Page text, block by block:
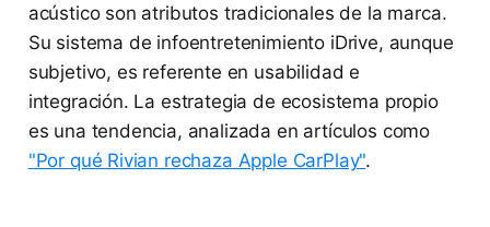
acústico son atributos tradicionales de la marca.
Su sistema de infoentretenimiento iDrive, aunque
subjetivo, es referente en usabilidad e
integración. La estrategia de ecosistema propio
es una tendencia, analizada en artículos como
"Por qué Rivian rechaza Apple CarPlay".